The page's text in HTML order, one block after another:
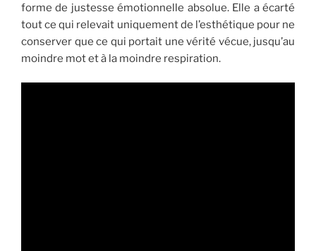
forme de justesse émotionnelle absolue. Elle a écarté
tout ce qui relevait uniquement de l’esthétique pour ne
conserver que ce qui portait une vérité vécue, jusqu’au
moindre mot et à la moindre respiration.